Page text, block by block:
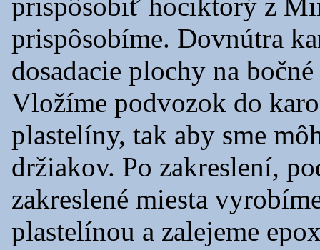
prispôsobíme. Dovnútra
dosadacie plochy na
Vložíme podvozok do
plastelíny, tak aby sme
držiakov. Po zakreslení,
zakreslené miesta
plastelínou a zalejeme